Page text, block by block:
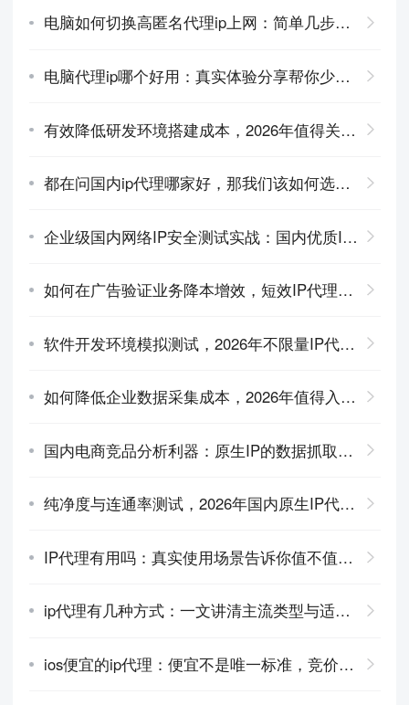
电脑如何切换高匿名代理ip上网：简单几步实现安全浏览
电脑代理ip哪个好用：真实体验分享帮你少走弯路
有效降低研发环境搭建成本，2026年值得关注的短效IP服务
都在问国内ip代理哪家好，那我们该如何选择？
企业级国内网络IP安全测试实战：国内优质IP代理服务商
如何在广告验证业务降本增效，短效IP代理是个不错选择！
软件开发环境模拟测试，2026年不限量IP代理池的测试
如何降低企业数据采集成本，2026年值得入手的不限量IP服务有哪些
国内电商竞品分析利器：原生IP的数据抓取为何成功率更高？
纯净度与连通率测试，2026年国内原生IP代理综合性能排行榜
IP代理有用吗：真实使用场景告诉你值不值得用
ip代理有几种方式：一文讲清主流类型与适用场景
ios便宜的ip代理：便宜不是唯一标准，竞价比高才是真的好